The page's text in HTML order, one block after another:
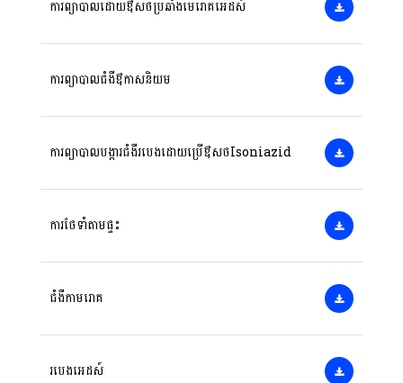
ការព្យាបាលដោយឳសថប្រឆាំងមេរោគអេដស៍
ការព្យាបាលជំងឺឳកាសនិយម
ការព្យាបាលបង្ការជំងឺរបេងដោយប្រើឳសថIsoniazid
ការថែទាំតាមផ្ទះ
ជំងឺកាមរោគ
របេងអេដស៍